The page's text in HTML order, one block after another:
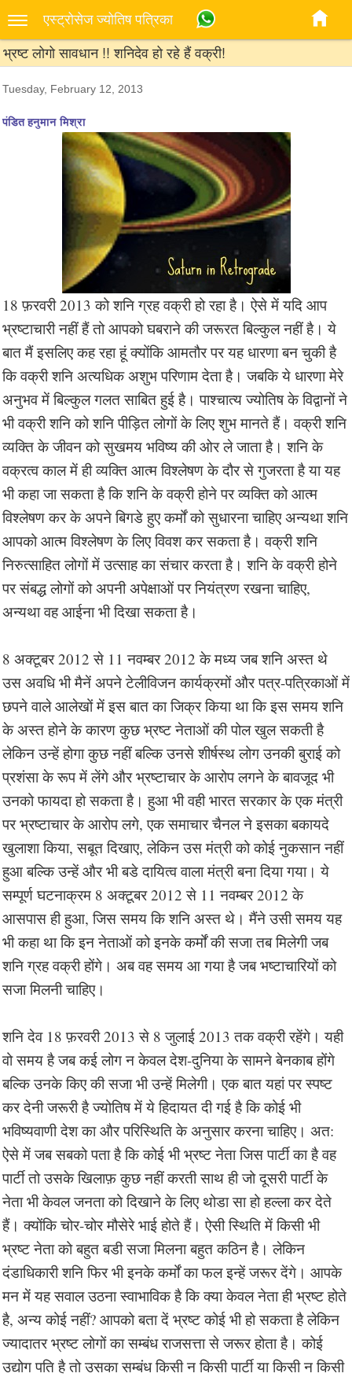
एस्‍ट्रोसेज ज्‍योतिष पत्रिका
भ्रष्ट लोगो सावधान !! शनिदेव हो रहे हैं वक्री!
Tuesday, February 12, 2013
पंडित हनुमान मिश्रा
18 फ़रवरी 2013 को शनि ग्रह वक्री हो रहा है। ऐसे में यदि आप
भ्रष्टाचारी नहीं हैं तो आपको घबराने की जरूरत बिल्कुल नहीं है। ये
बात मैं इसलिए कह रहा हूं क्योंकि आमतौर पर यह धारणा बन चुकी है
कि वक्री शनि अत्यधिक अशुभ परिणाम देता है। जबकि ये धारणा मेरे
अनुभव में बिल्कुल गलत साबित हुई है। पाश्चात्य ज्योतिष के विद्वानों ने
भी वक्री शनि को शनि पीड़ित लोगों के लिए शुभ मानते हैं। वक्री शनि
व्यक्ति के जीवन को सुखमय भविष्य की ओर ले जाता है। शनि के
वक्रत्व काल में ही व्यक्ति आत्म विश्लेषण के दौर से गुजरता है या यह
भी कहा जा सकता है कि शनि के वक्री होने पर व्यक्ति को आत्म
विश्लेषण कर के अपने बिगडे हुए कर्मों को सुधारना चाहिए अन्यथा शनि
आपको आत्म विश्लेषण के लिए विवश कर सकता है। वक्री शनि
निरुत्साहित लोगों में उत्साह का संचार करता है। शनि के वक्री होने
पर संबद्ध लोगों को अपनी अपेक्षाओं पर नियंत्रण रखना चाहिए,
अन्यथा वह आईना भी दिखा सकता है।
8 अक्टूबर 2012 से 11 नवम्बर 2012 के मध्य जब शनि अस्त थे
उस अवधि भी मैनें अपने टेलीविजन कार्यक्रमों और पत्र-पत्रिकाओं में
छपने वाले आलेखों में इस बात का जिक्र किया था कि इस समय शनि
के अस्त होने के कारण कुछ भ्रष्ट नेताओं की पोल खुल सकती है
लेकिन उन्हें होगा कुछ नहीं बल्कि उनसे शीर्षस्थ लोग उनकी बुराई को
प्रशंसा के रूप में लेंगे और भ्रष्टाचार के आरोप लगने के बावजूद भी
उनको फायदा हो सकता है। हुआ भी वही भारत सरकार के एक मंत्री
पर भ्रष्टाचार के आरोप लगे, एक समाचार चैनल ने इसका बकायदे
खुलाशा किया, सबूत दिखाए, लेकिन उस मंत्री को कोई नुकसान नहीं
हुआ बल्कि उन्हें और भी बडे दायित्व वाला मंत्री बना दिया गया। ये
सम्पूर्ण घटनाक्रम 8 अक्टूबर 2012 से 11 नवम्बर 2012 के
आसपास ही हुआ, जिस समय कि शनि अस्त थे। मैंने उसी समय यह
भी कहा था कि इन नेताओं को इनके कर्मों की सजा तब मिलेगी जब
शनि ग्रह वक्री होंगे। अब वह समय आ गया है जब भष्टाचारियों को
सजा मिलनी चाहिए।
शनि देव 18 फ़रवरी 2013 से 8 जुलाई 2013 तक वक्री रहेंगे। यही
वो समय है जब कई लोग न केवल देश-दुनिया के सामने बेनकाब होंगे
बल्कि उनके किए की सजा भी उन्हें मिलेगी। एक बात यहां पर स्पष्ट
कर देनी जरूरी है ज्योतिष में ये हिदायत दी गई है कि कोई भी
भविष्यवाणी देश का और परिस्थिति के अनुसार करना चाहिए। अत:
ऐसे में जब सबको पता है कि कोई भी भ्रष्ट नेता जिस पार्टी का है वह
पार्टी तो उसके खिलाफ़ कुछ नहीं करती साथ ही जो दूसरी पार्टी के
नेता भी केवल जनता को दिखाने के लिए थोडा सा हो हल्ला कर देते
हैं। क्योंकि चोर-चोर मौसेरे भाई होते हैं। ऐसी स्थिति में किसी भी
भ्रष्ट नेता को बहुत बडी सजा मिलना बहुत कठिन है। लेकिन
दंडाधिकारी शनि फिर भी इनके कर्मों का फल इन्हें जरूर देंगे। आपके
मन में यह सवाल उठना स्वाभाविक है कि क्या केवल नेता ही भ्रष्ट होते
है, अन्य कोई नहीं? आपको बता दें भ्रष्ट कोई भी हो सकता है लेकिन
ज्यादातर भ्रष्ट लोगों का सम्बंध राजसत्ता से जरूर होता है। कोई
उद्योग पति है तो उसका सम्बंध किसी न किसी पार्टी या किसी न किसी